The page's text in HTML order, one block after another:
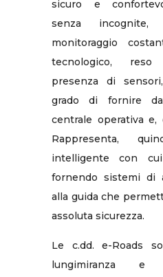
sicuro e
senza
monitoraggio
tecnologico,
presenza di
grado di fornire
centrale operativa
Rappresenta,
intelligente con
fornendo sistemi di
alla guida che
assoluta sicurezza.
Le c.dd. e-Roads
lungimiranza e